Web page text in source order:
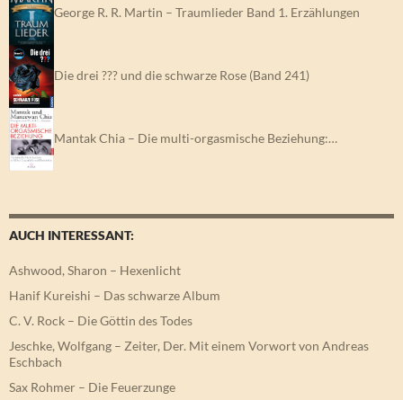
George R. R. Martin – Traumlieder Band 1. Erzählungen
Die drei ??? und die schwarze Rose (Band 241)
Mantak Chia – Die multi-orgasmische Beziehung:…
AUCH INTERESSANT:
Ashwood, Sharon – Hexenlicht
Hanif Kureishi – Das schwarze Album
C. V. Rock – Die Göttin des Todes
Jeschke, Wolfgang – Zeiter, Der. Mit einem Vorwort von Andreas
Eschbach
Sax Rohmer – Die Feuerzunge